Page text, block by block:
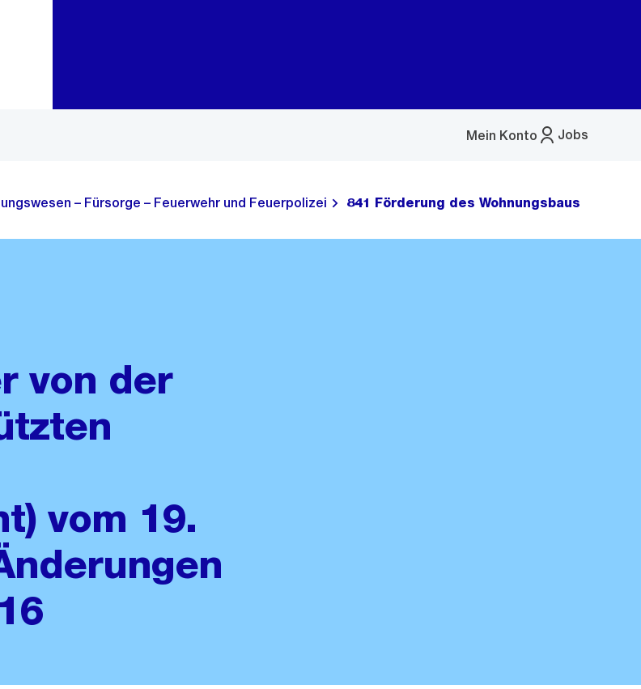
Jobs
Mein Konto
Menü
– Fürsorge – Feuerwehr und Feuerpolizei 841 Förderung des Wohnungsbaus
von der
vom 19.